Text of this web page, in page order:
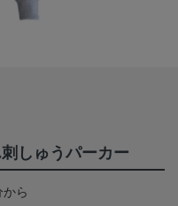
しゅうパーカー
ら